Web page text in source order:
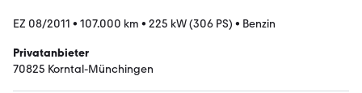
EZ 08/2011 • 107.000 km • 225 kW (306 PS) • Benzin
Privatanbieter
70825 Korntal-Münchingen